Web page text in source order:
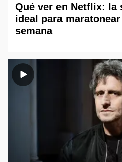
Qué ver en Netflix: la
ideal para
semana